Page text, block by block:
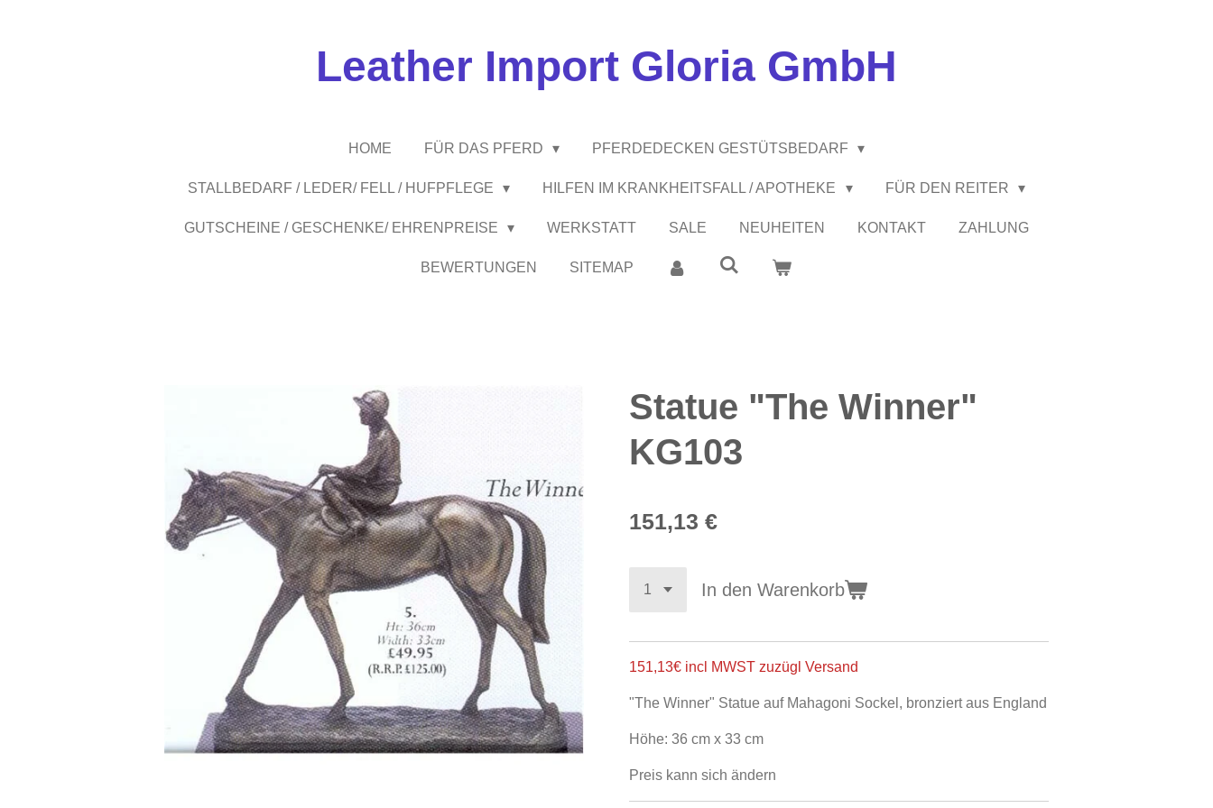
Leather Import Gloria GmbH
HOME FÜR DAS PFERD PFERDEDECKEN GESTÜTSBEDARF
STALLBEDARF / LEDER/ FELL / HUFPFLEGE HILFEN IM KRANKHEITSFALL / APOTHEKE FÜR DEN REITER
GUTSCHEINE / GESCHENKE/ EHRENPREISE WERKSTATT SALE NEUHEITEN KONTAKT ZAHLUNG
BEWERTUNGEN SITEMAP
Statue "The Winner"
KG103
151,13 €
In den Warenkorb
151,13€ incl MWST zuzügl Versand
"The Winner" Statue auf Mahagoni Sockel, bronziert aus England
Höhe: 36 cm x 33 cm
Preis kann sich ändern